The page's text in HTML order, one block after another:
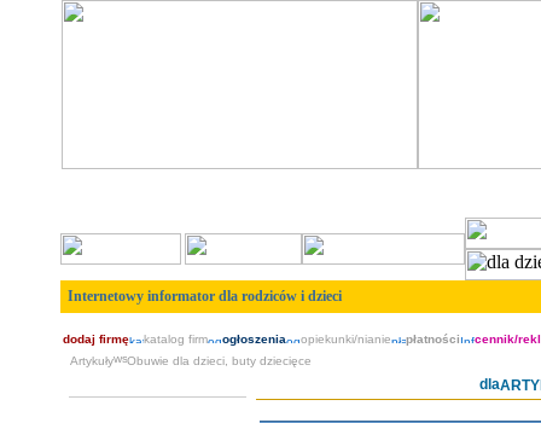
Internetowy informator dla rodziców i dzieci
dodaj firmę katalog firm ogłoszenia opiekunki/nianie płatności
cennik/
Artykuły
Obuwie dla dzieci, buty dziecięce